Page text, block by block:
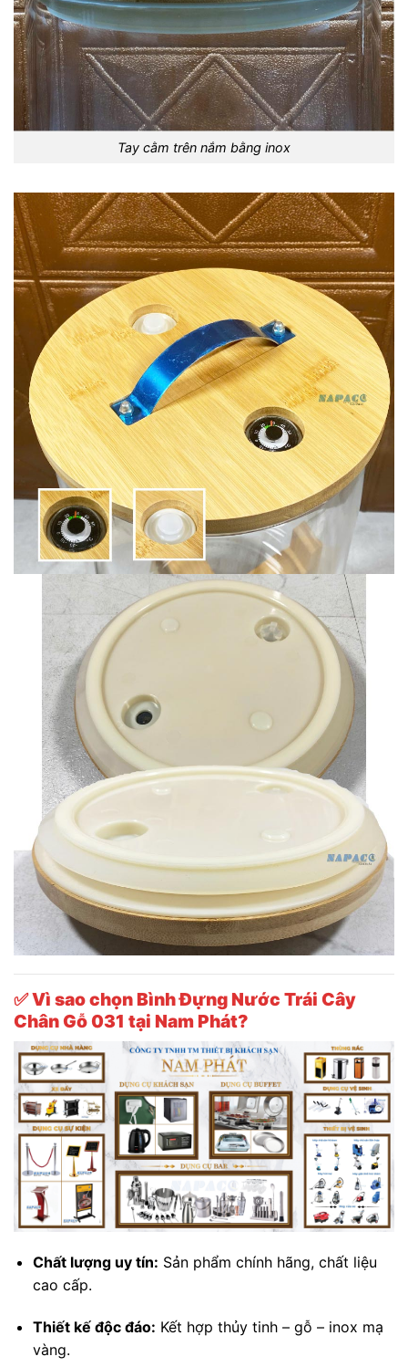
Tay cằm trên nắm bằng inox
✅Vì sao chọn Bình Đựng Nước Trái Cây
Chân Gỗ 031 tại Nam Phát?
Chất lượng uy tín: Sản phẩm chính hãng, chất liệu
cao cấp.
Thiết kế độc đáo: Kết hợp thủy tinh – gỗ – inox mạ
vàng.